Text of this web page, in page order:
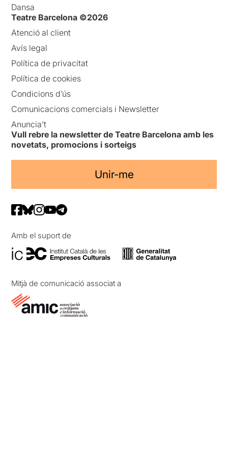
Dansa
Teatre Barcelona ©2026
Atenció al client
Avís legal
Política de privacitat
Política de cookies
Condicions d’ús
Comunicacions comercials i Newsletter
Anuncia’t
Vull rebre la newsletter de Teatre Barcelona amb les
novetats, promocions i sorteigs
Unir-me
Amb el suport de
Mitjà de comunicació associat a